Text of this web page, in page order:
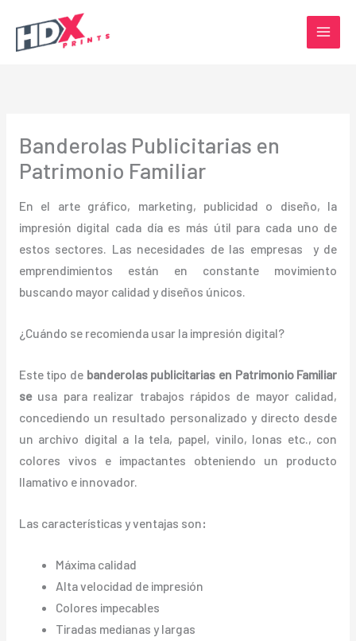
contenido
Banderolas Publicitarias en
Patrimonio Familiar
En el arte gráfico, marketing, publicidad o diseño, la
impresión digital cada día es más útil para cada uno de
estos sectores. Las necesidades de las empresas y de
emprendimientos están en constante movimiento
buscando mayor calidad y diseños únicos.
¿Cuándo se recomienda usar la impresión digital?
Este tipo de banderolas publicitarias en Patrimonio Familiar
seusa para realizar trabajos rápidos de mayor calidad,
concediendo un resultado personalizado y directo desde
un archivo digital a la tela, papel, vinilo, lonas etc., con
colores vivos e impactantes obteniendo un producto
llamativo e innovador.
Las características y ventajas son:
Máxima calidad
Alta velocidad de impresión
Colores impecables
Tiradas medianas y largas